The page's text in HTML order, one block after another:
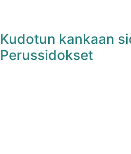
Kudotun kankaan
Perussidokset